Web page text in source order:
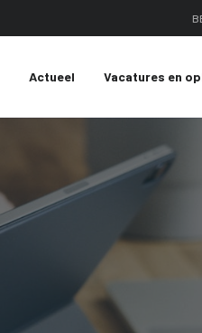
Actueel Vacatures en